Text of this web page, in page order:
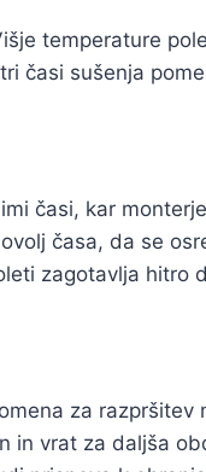
temperature
časi sušenja
časi, kar
časa, da se
zagotavlja
za
vrat za daljša